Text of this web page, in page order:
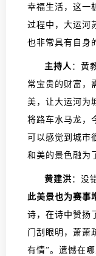
幸福生活，这一
过程中，大运河
也非常具有自身
主持人 ：黄
常宝贵的财富，
美，让大运河为
将路车水马龙，
可以感觉到城市
和美的景色融为
黄建洪 ：没
此美景也为赛事
诗，在诗中赞扬
门刮眼明，萧萧
有情”。遗憾在